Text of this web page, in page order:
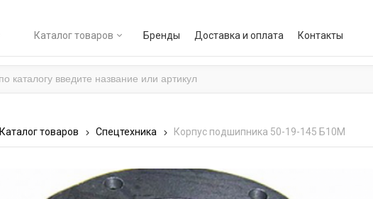
Каталог товаров Бренды Доставка и оплата Контакты
Каталог товаров Спецтехника Корпус подшипника 50-19-145 Б10М